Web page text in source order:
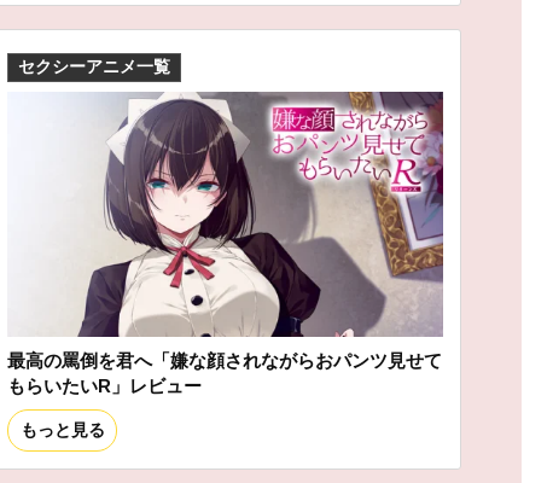
セクシーアニメ一覧
最高の罵倒を君へ「嫌な顔されながらおパンツ見せて
もらいたいR」レビュー
もっと見る